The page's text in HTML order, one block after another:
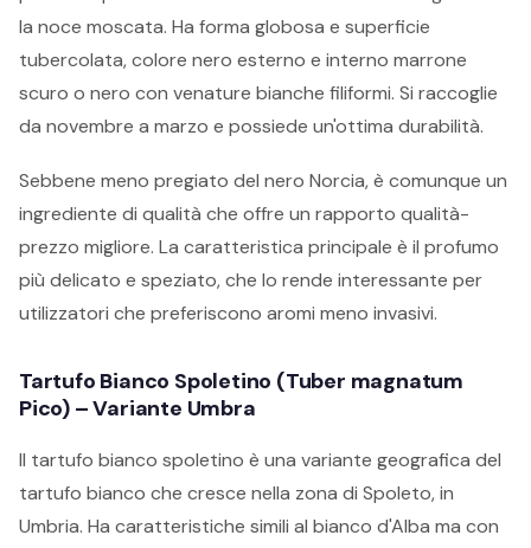
la noce moscata. Ha forma globosa e superficie
tubercolata, colore nero esterno e interno marrone
scuro o nero con venature bianche filiformi. Si raccoglie
da novembre a marzo e possiede un'ottima durabilità.
Sebbene meno pregiato del nero Norcia, è comunque un
ingrediente di qualità che offre un rapporto qualità-
prezzo migliore. La caratteristica principale è il profumo
più delicato e speziato, che lo rende interessante per
utilizzatori che preferiscono aromi meno invasivi.
Tartufo Bianco Spoletino (Tuber magnatum
Pico) – Variante Umbra
Il tartufo bianco spoletino è una variante geografica del
tartufo bianco che cresce nella zona di Spoleto, in
Umbria. Ha caratteristiche simili al bianco d'Alba ma con